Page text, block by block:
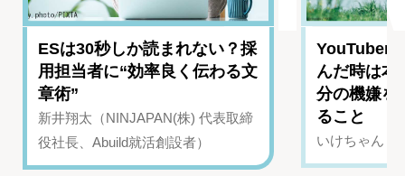
ESは30秒しか読まれない？採
用担当者に“効率良く伝わる文
章術”
新井翔太（NINJAPAN(株) 代表取締
役社長、Abuild就活創設者）
YouTuber
んだ時は
分の機嫌を
ること
いけちゃん（